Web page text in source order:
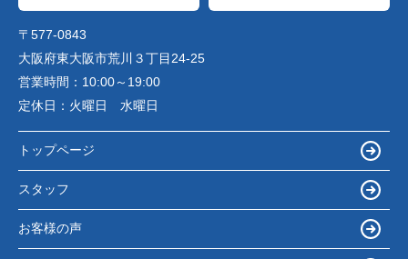
〒577-0843
大阪府東大阪市荒川３丁目24-25
営業時間： 10:00～19:00
定休日： 火曜日 水曜日
トップページ
スタッフ
お客様の声